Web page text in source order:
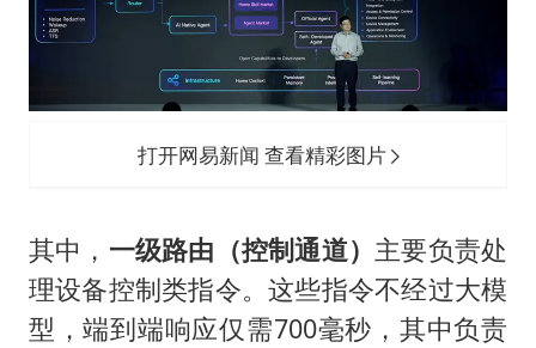
打开网易新闻 查看精彩图片
其中， 一级路由（控制通道） 主要负责处
理设备控制类指令。这些指令不经过大模
型，端到端响应仅需700毫秒，其中负责